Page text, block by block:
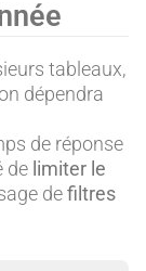
tableaux,
dépendra
de réponse
de limiter le
defiltres